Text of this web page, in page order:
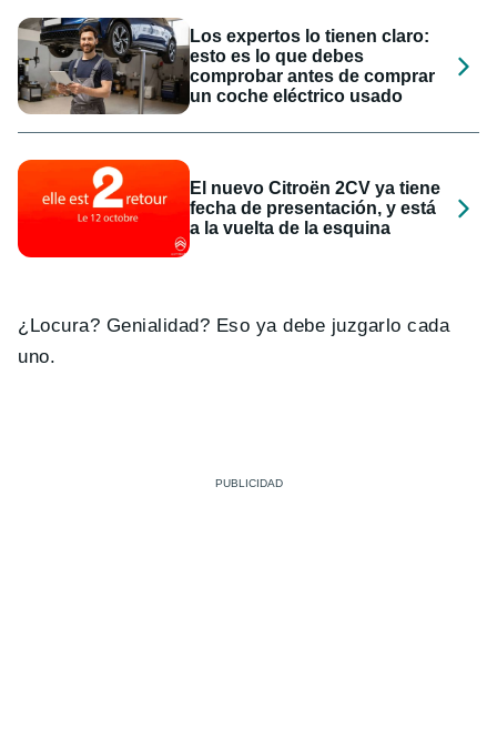
Los expertos lo tienen claro:
esto es lo que debes
comprobar antes de comprar
un coche eléctrico usado
El nuevo Citroën 2CV ya tiene
fecha de presentación, y está
a la vuelta de la esquina
¿Locura? Genialidad? Eso ya debe juzgarlo cada
uno.